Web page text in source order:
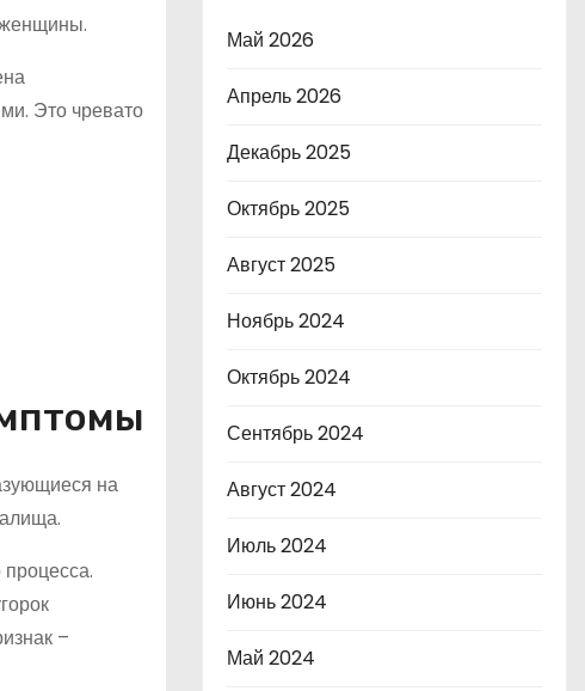
женщины.
Это чревато
на
–
Май 2026
Апрель 2026
Декабрь 2025
Октябрь 2025
Август 2025
Ноябрь 2024
Октябрь 2024
Сентябрь 2024
Август 2024
Июль 2024
Июнь 2024
Май 2024